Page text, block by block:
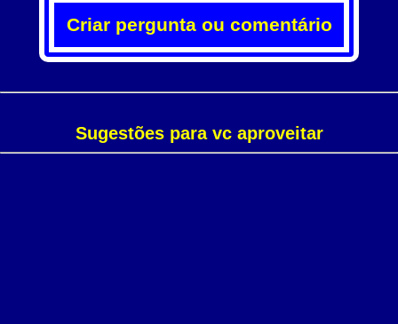
Criar pergunta ou comentário
Sugestões para vc aproveitar